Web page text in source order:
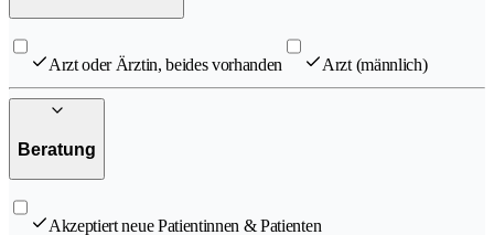
Arzt oder Ärztin, beides vorhanden Arzt (männlich)
Beratung
Akzeptiert neue Patientinnen & Patienten